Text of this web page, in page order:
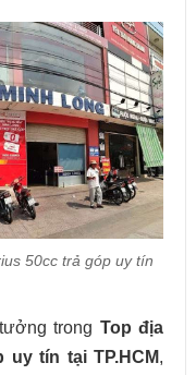
50cc trả góp uy tín
trong Top địa
tín tại TP.HCM,